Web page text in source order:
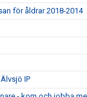
för åldrar 2018-2014
IP